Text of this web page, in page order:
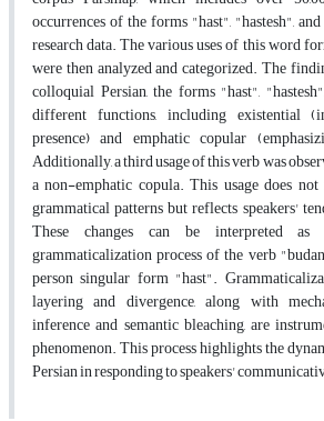
occurrences of the forms "hast", "hastesh",
research data. The various uses of this word
were then analyzed and categorized. The
colloquial Persian, the forms "hast",
different functions, including existential
presence) and emphatic copular
Additionally, a third usage of this verb was
a non-emphatic copula. This usage does
grammatical patterns but reflects speakers'
These changes can be interpreted
grammaticalization process of the verb
person singular form "hast".
layering and divergence, along with
inference and semantic bleaching, are
phenomenon. This process highlights the
Persian in responding to speakers'